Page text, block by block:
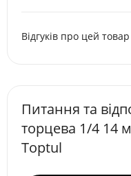
Відгуків про цей
Питання та
торцева 1/4 14
Toptul